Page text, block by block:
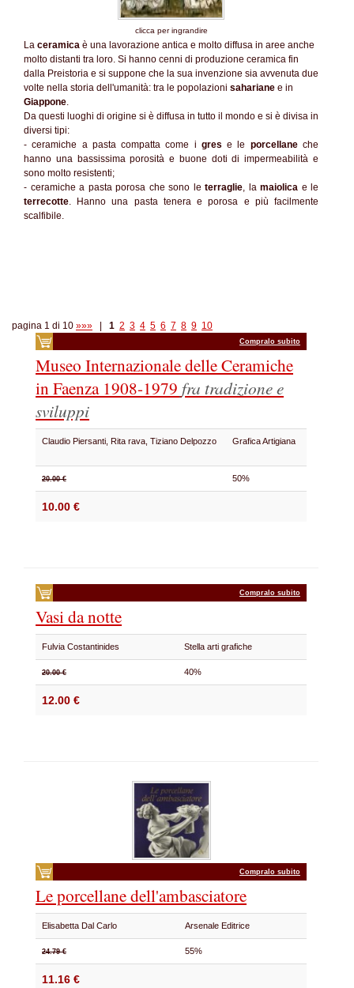
clicca per ingrandire
La ceramica è una lavorazione antica e molto diffusa in aree anche
molto distanti tra loro. Si hanno cenni di produzione ceramica fin
dalla Preistoria e si suppone che la sua invenzione sia avvenuta due
volte nella storia dell'umanità: tra le popolazioni sahariane e in
Giappone.
Da questi luoghi di origine si è diffusa in tutto il mondo e si è divisa in
diversi tipi:
- ceramiche a pasta compatta come i gres e le porcellaneche
hanno una bassissima porosità e buone doti di impermeabilità e
sono molto resistenti;
- ceramiche a pasta porosa che sono le terraglie, la maiolica e le
terrecotte. Hanno una pasta tenera e porosa e più facilmente
scalfibile.
pagina 1 di 10 »»» 1 2 3 4 5 6 7 8 9 10
Compralo subito
Museo Internazionale delle Ceramiche
in Faenza 1908-1979 fra tradizione e
sviluppi
Claudio Piersanti, Rita rava, Tiziano Delpozzo Grafica Artigiana
20.00 € 50%
10.00 €
Compralo subito
Vasi da notte
Fulvia Costantinides Stella arti grafiche
20.00 € 40%
12.00 €
Compralo subito
Le porcellane dell'ambasciatore
Elisabetta Dal Carlo Arsenale Editrice
24.79 € 55%
11.16 €